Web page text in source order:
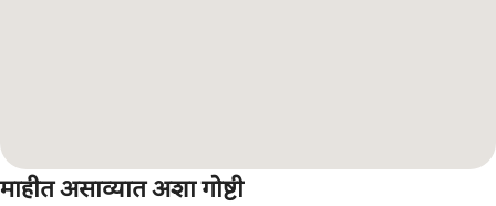
माहीत असाव्यात अशा गोष्टी